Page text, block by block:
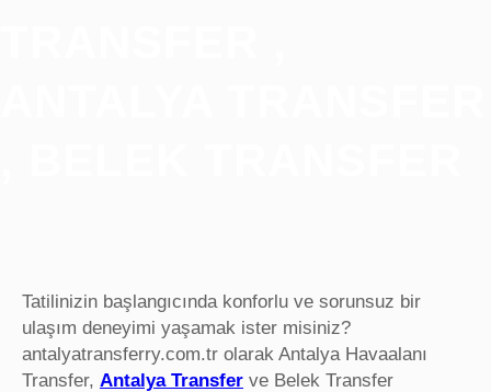
Tatilinizin başlangıcında konforlu ve sorunsuz bir
ulaşım deneyimi yaşamak ister misiniz?
antalyatransferry.com.tr olarak Antalya Havaalanı
Transfer, Antalya Transfer ve Belek Transfer